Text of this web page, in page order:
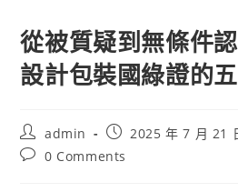
從被質疑到無條件
設計包裝國綠證的
Post
author:
admin
Post
published:
2025 年 7 月 21
Post0 Comments